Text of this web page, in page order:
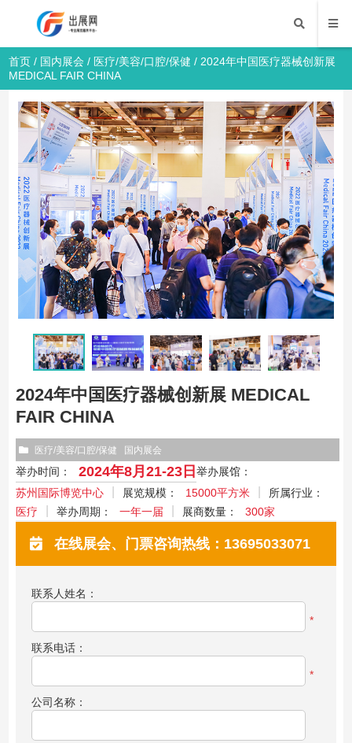
首页 / 国内展会 / 医疗/美容/口腔/保健 / 2024年中国医疗器械创新展
MEDICAL FAIR CHINA
2024年中国医疗器械创新展 MEDICAL
FAIR CHINA
医疗/美容/口腔/保健 国内展会
举办时间： 2024年8月21-23日 举办展馆：
苏州国际博览中心
展览规模： 15000平方米
所属行业：
医疗
举办周期： 一年一届 展商数量： 300家
在线展会、门票咨询热线：13695033071
联系人姓名：
*
联系电话：
*
公司名称：